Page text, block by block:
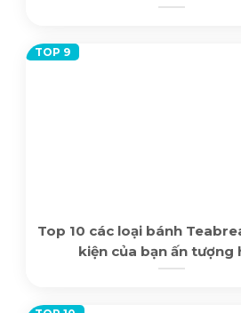
Top 10 các loại bánh
kiện của bạn ấn tượng